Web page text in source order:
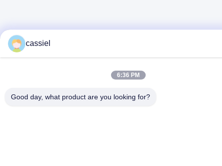
cassiel
6:36 PM
Good day, what product are you looking for?